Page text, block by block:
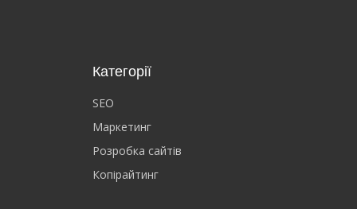
Категорії
SEO
Маркетинг
Розробка сайтів
Копірайтинг